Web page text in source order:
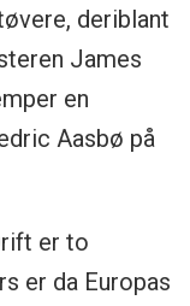
deriblant
James
en
Aasbø på
er to
er da Europas